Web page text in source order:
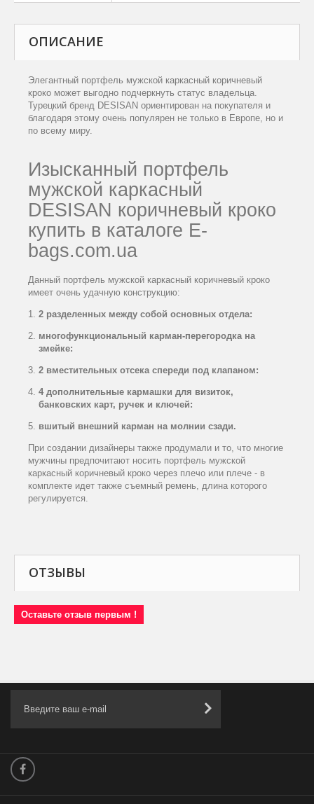
ОПИСАНИЕ
Элегантный портфель мужской каркасный коричневый
кроко может выгодно подчеркнуть статус владельца.
Турецкий бренд DESISAN ориентирован на покупателя и
благодаря этому очень популярен не только в Европе, но и
по всему миру.
Изысканный портфель
мужской каркасный
DESISAN коричневый кроко
купить в каталоге Е-
bags.com.ua
Данный портфель мужской каркасный коричневый кроко
имеет очень удачную конструкцию:
2 разделенных между собой основных отдела:
многофункциональный карман-перегородка на
змейке:
2 вместительных отсека спереди под клапаном:
4 дополнительные кармашки для визиток,
банковских карт, ручек и ключей:
вшитый внешний карман на молнии сзади.
При создании дизайнеры также продумали и то, что многие
мужчины предпочитают носить портфель мужской
каркасный коричневый кроко через плечо или плече - в
комплекте идет также съемный ремень, длина которого
регулируется.
ОТЗЫВЫ
Оставьте отзыв первым !